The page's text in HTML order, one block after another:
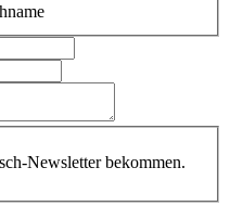
Newsletter bekommen.